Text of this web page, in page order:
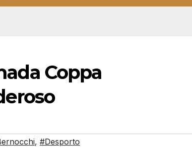
Coppa
, #Desporto